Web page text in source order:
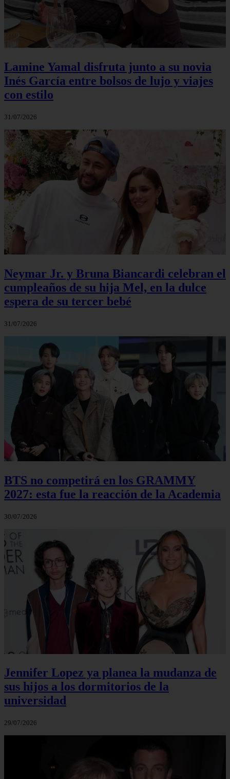
Lamine Yamal disfruta junto a su novia
Inés García entre bolsos de lujo y viajes
con estilo
31/07/2026
Neymar Jr. y Bruna Biancardi celebran el
cumpleaños de su hija Mel, en la dulce
espera de su tercer bebé
31/07/2026
BTS no competirá en los GRAMMY
2027: esta fue la reacción de la Academia
30/07/2026
Jennifer Lopez ya planea la mudanza de
sus hijos a los dormitorios de la
universidad
29/07/2026